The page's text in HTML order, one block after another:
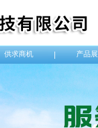
供求商机 产品